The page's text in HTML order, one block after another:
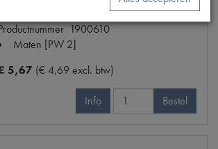
1900610
Maten [PW 2]
5,67 (€ 4,69 excl. btw)
Info Bestel